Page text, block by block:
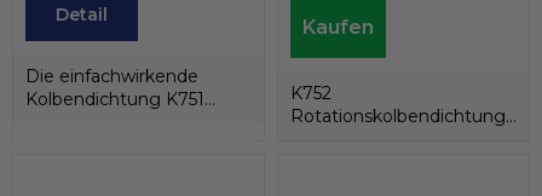
Detail
Die einfachwirkende
Kolbendichtung K751
K752
Rotationskolbendichtung